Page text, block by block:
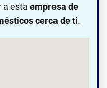
a esta empresa de
cerca de ti.